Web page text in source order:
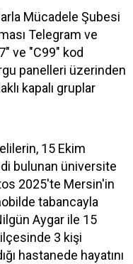
Mücadele Şubesi
Telegram ve
ve "C99" kod
panelleri üzerinden
kapalı gruplar
15 Ekim
bulunan üniversite
2025'te Mersin'in
tabancayla
Aygar ile 15
3 kişi
hastanede hayatını